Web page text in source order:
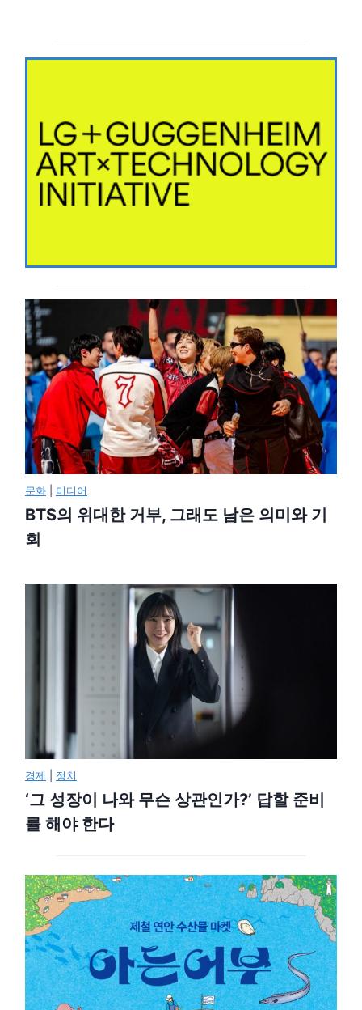
문화 미디어
BTS의 위대한 거부, 그래도 남은 의미와 기
회
경제 정치
‘그 성장이 나와 무슨 상관인가?’ 답할 준비
를 해야 한다